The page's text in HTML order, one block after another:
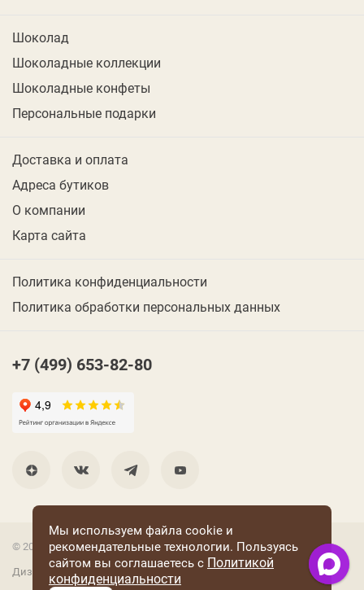
Шоколад
Шоколадные коллекции
Шоколадные конфеты
Персональные подарки
Доставка и оплата
Адреса бутиков
О компании
Карта сайта
Политика конфиденциальности
Политика обработки персональных данных
+7 (499) 653-82-80
© 2001 Группа компаний «Конфаэль»
Дизайн —RUSO
Мы используем файла cookie и
рекомендательные технологии. Пользуясь
сайтом вы соглашаетесь с Политикой
конфиденциальности